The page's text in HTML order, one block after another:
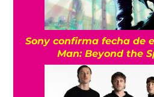
Sony confirma fecha de
Man: Beyond the